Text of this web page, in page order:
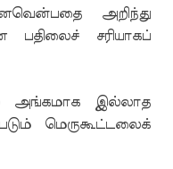
அறிந்து
சரியாகப்
அங்கமாக இல்லாத
மெருகூட்டலைக்